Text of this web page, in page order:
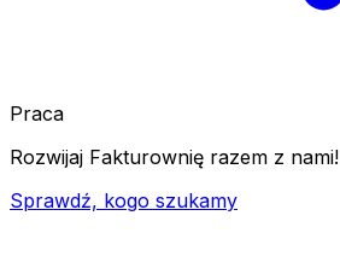
Praca
Rozwijaj Fakturownię razem z nami!
Sprawdź, kogo szukamy